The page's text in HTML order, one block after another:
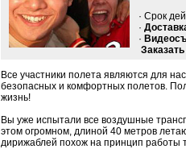
· Срок
·
·
Все участники полета являются для
безопасных и комфортных полетов.
жизнь!
Вы уже испытали все воздушные
этом огромном, длиной 40 метров
дирижаблей похож на принцип работы